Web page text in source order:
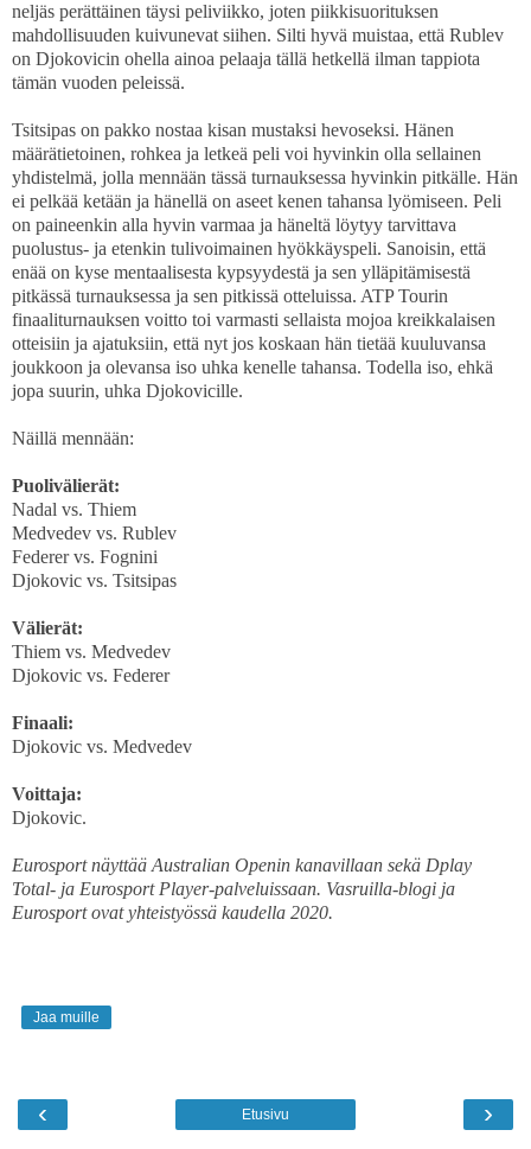
neljäs perättäinen täysi peliviikko, joten piikkisuorituksen
mahdollisuuden kuivunevat siihen. Silti hyvä muistaa, että Rublev
on Djokovicin ohella ainoa pelaaja tällä hetkellä ilman tappiota
tämän vuoden peleissä.
Tsitsipas on pakko nostaa kisan mustaksi hevoseksi. Hänen
määrätietoinen, rohkea ja letkeä peli voi hyvinkin olla sellainen
yhdistelmä, jolla mennään tässä turnauksessa hyvinkin pitkälle. Hän
ei pelkää ketään ja hänellä on aseet kenen tahansa lyömiseen. Peli
on paineenkin alla hyvin varmaa ja häneltä löytyy tarvittava
puolustus- ja etenkin tulivoimainen hyökkäyspeli. Sanoisin, että
enää on kyse mentaalisesta kypsyydestä ja sen ylläpitämisestä
pitkässä turnauksessa ja sen pitkissä otteluissa. ATP Tourin
finaaliturnauksen voitto toi varmasti sellaista mojoa kreikkalaisen
otteisiin ja ajatuksiin, että nyt jos koskaan hän tietää kuuluvansa
joukkoon ja olevansa iso uhka kenelle tahansa. Todella iso, ehkä
jopa suurin, uhka Djokovicille.
Näillä mennään:
Puolivälierät:
Nadal vs. Thiem
Medvedev vs. Rublev
Federer vs. Fognini
Djokovic vs. Tsitsipas
Välierät:
Thiem vs. Medvedev
Djokovic vs. Federer
Finaali:
Djokovic vs. Medvedev
Voittaja:
Djokovic.
Eurosport näyttää Australian Openin kanavillaan sekä Dplay
Total- ja Eurosport Player-palveluissaan. Vasruilla-blogi ja
Eurosport ovat yhteistyössä kaudella 2020.
Jaa muille
‹ ›
Etusivu